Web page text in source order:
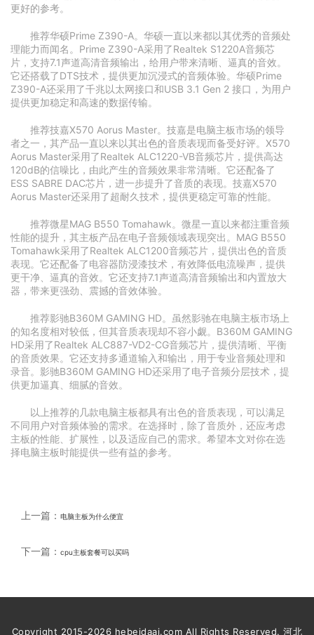
更好的参考。
推荐华硕Prime Z390-A。华硕一直以来都以其优秀的音频处
理能力而闻名。Prime Z390-A采用了Realtek S1220A音频芯
片，支持7.1声道高清音频输出，给用户带来清晰、逼真的音效。
它还搭载了DTS技术，提供更加沉浸式的音频体验。华硕Prime
Z390-A还采用了千兆以太网接口和USB 3.1 Gen 2 接口，为用户
提供更加稳定和高速的数据传输。
推荐技嘉X570 Aorus Master。技嘉是电脑主板市场的领导
者之一，其产品一直以来以其出色的音质表现而备受好评。X570
Aorus Master采用了Realtek ALC1220-VB音频芯片，提供高达
120dB的信噪比，由此产生的音频效果非常清晰。它还配备了
ESS SABRE DAC芯片，进一步提升了音质的表现。技嘉X570
Aorus Master还采用了超耐久技术，提供更稳定可靠的性能。
推荐微星MAG B550 Tomahawk。微星一直以来都注重音频
性能的提升，其主板产品在电子音频领域表现突出。MAG B550
Tomahawk采用了Realtek ALC1200音频芯片，提供出色的音质
表现。它还配备了电容器防浸漆技术，有效降低电流噪声，提供
更干净、逼真的音效。它还支持7.1声道高清音频输出和内置放大
器，带来更强劲、震撼的音效体验。
推荐影驰B360M GAMING HD。虽然影驰在电脑主板市场上
的知名度相对较低，但其音质表现却不容小觑。B360M GAMING
HD采用了Realtek ALC887-VD2-CG音频芯片，提供清晰、平衡
的音质效果。它还支持多通道输入和输出，用于专业音频处理和
录音。影驰B360M GAMING HD还采用了电子音频分层技术，提
供更加逼真、细腻的音效。
以上推荐的几款电脑主板都具有出色的音质表现，可以满足
不同用户对音频体验的需求。在选择时，除了音质外，还应考虑
主板的性能、扩展性，以及适应自己的需求。希望本文对你在选
择电脑主板时能提供一些有益的参考。
上一篇： 电脑主板为什么便宜
下一篇： cpu主板套餐可以买吗
Copyright 2015-2026 hebeidaai.com All Rights Reserved. 河北